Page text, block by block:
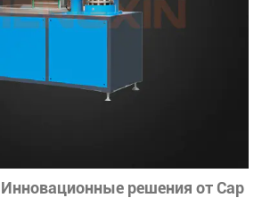
Инновационные решения от Cap